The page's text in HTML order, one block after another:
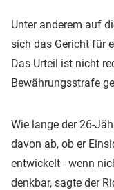
Unter anderem auf
sich das Gericht für
Das Urteil ist nicht
Bewährungsstrafe
Wie lange der 26-
davon ab, ob er
entwickelt - wenn
denkbar, sagte der